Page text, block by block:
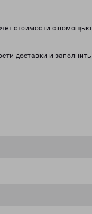
стоимости с
доставки и